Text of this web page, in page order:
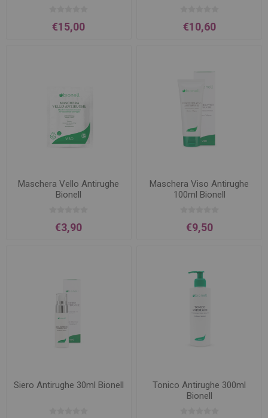
€15,00 €10,60
Maschera Vello Antirughe
Bionell
€3,90
Maschera Viso Antirughe
100ml Bionell
€9,50
Siero Antirughe 30ml Bionell
Tonico Antirughe 300ml
Bionell